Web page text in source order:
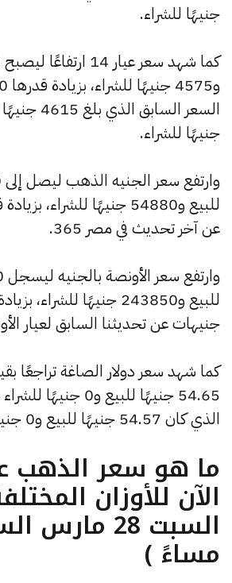
جنيهًا للشراء.
جنيهًا للشراء.
عن آخر تحديث في مصر 365.
جنيهات عن تحديثنا السابق لعيار
54.65 جنيهًا للبيع و0
الذي كان 54.57 جنيهًا للبيع و0 جنيهًا للشراء.
الآن للأوزان
مساءً )